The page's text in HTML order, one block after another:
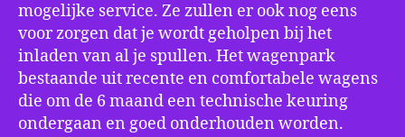
mogelijke service. Ze zullen er ook nog eens
voor zorgen dat je wordt geholpen bij het
inladen van al je spullen. Het wagenpark
bestaande uit recente en comfortabele wagens
die om de 6 maand een technische keuring
ondergaan en goed onderhouden worden.